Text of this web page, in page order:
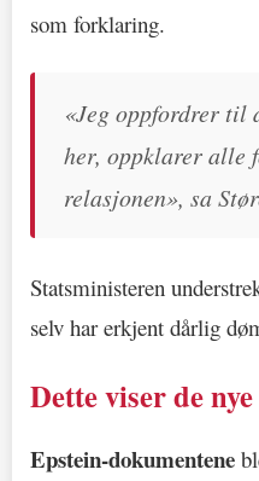
som forklaring.
«Jeg oppfordrer til
her, oppklarer alle
relasjonen», sa
Statsministeren
selv har erkjent dårlig
Dette viser de
Epstein-dokumentene